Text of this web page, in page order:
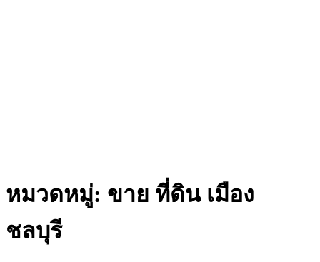
หมวดหมู่: ขาย ที่ดิน เมือง
ชลบุรี